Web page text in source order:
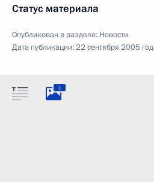
Статус материала
Опубликован в разделе: Новости
Дата публикации:22 сентября 2005
1